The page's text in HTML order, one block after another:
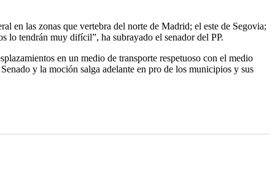
en las zonas que vertebra del norte de Madrid; el este de Segovia;
lo tendrán muy difícil”, ha subrayado el senador del PP.
en un medio de transporte respetuoso con el medio
y la moción salga adelante en pro de los municipios y sus